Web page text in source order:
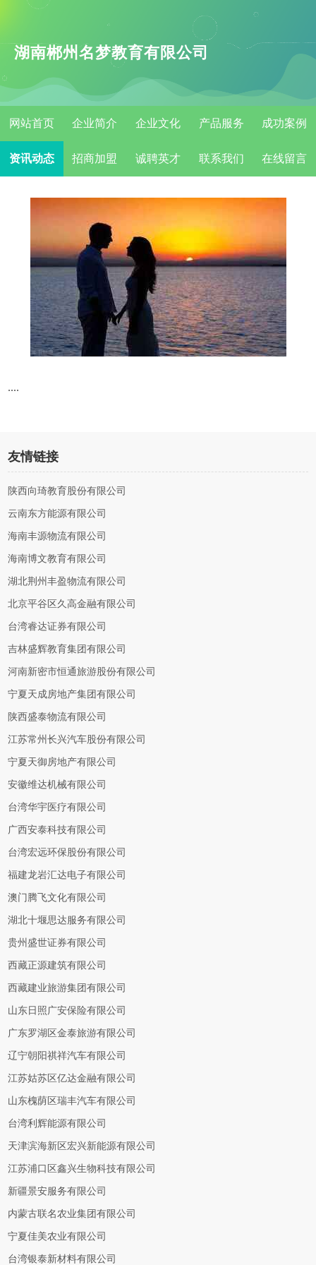
湖南郴州名梦教育有限公司
网站首页 企业简介 企业文化 产品服务 成功案例
资讯动态 招商加盟 诚聘英才 联系我们 在线留言
....
友情链接
陕西向琦教育股份有限公司
云南东方能源有限公司
海南丰源物流有限公司
海南博文教育有限公司
湖北荆州丰盈物流有限公司
北京平谷区久高金融有限公司
台湾睿达证券有限公司
吉林盛辉教育集团有限公司
河南新密市恒通旅游股份有限公司
宁夏天成房地产集团有限公司
陕西盛泰物流有限公司
江苏常州长兴汽车股份有限公司
宁夏天御房地产有限公司
安徽维达机械有限公司
台湾华宇医疗有限公司
广西安泰科技有限公司
台湾宏远环保股份有限公司
福建龙岩汇达电子有限公司
澳门腾飞文化有限公司
湖北十堰思达服务有限公司
贵州盛世证券有限公司
西藏正源建筑有限公司
西藏建业旅游集团有限公司
山东日照广安保险有限公司
广东罗湖区金泰旅游有限公司
辽宁朝阳祺祥汽车有限公司
江苏姑苏区亿达金融有限公司
山东槐荫区瑞丰汽车有限公司
台湾利辉能源有限公司
天津滨海新区宏兴新能源有限公司
江苏浦口区鑫兴生物科技有限公司
新疆景安服务有限公司
内蒙古联名农业集团有限公司
宁夏佳美农业有限公司
台湾银泰新材料有限公司